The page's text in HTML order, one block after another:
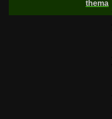
thema